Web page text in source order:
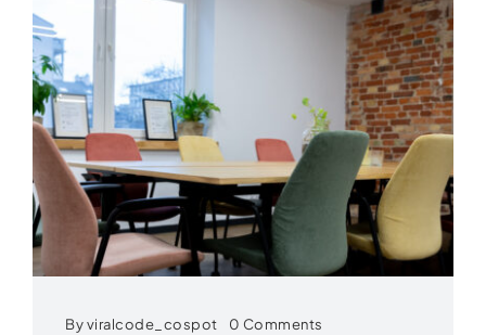
Byviralcode_cospot 0 Comments